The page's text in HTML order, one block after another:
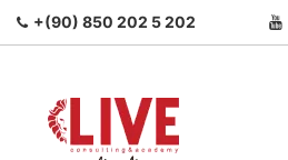
+(90) 850 202 5 202